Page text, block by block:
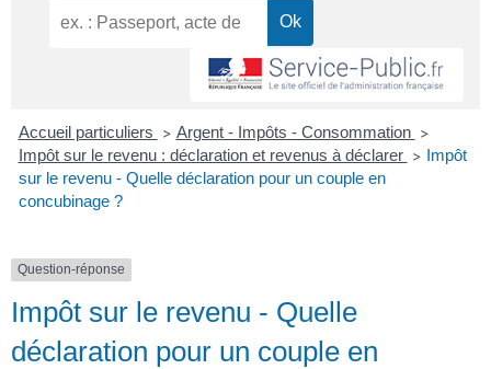
Accueil particuliers > Argent - Impôts - Consommation >
Impôt sur le revenu : déclaration et revenus à déclarer >
Impôt
sur le revenu - Quelle déclaration pour un couple en
concubinage ?
Question-réponse
Impôt sur le revenu - Quelle
déclaration pour un couple en